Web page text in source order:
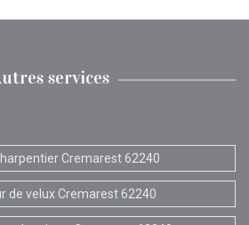
services
Cremarest 62240
de velux Cremarest 62240